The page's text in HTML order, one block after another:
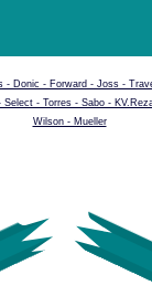
- Donic - Forward - Joss -
- Torres - Sabo -
Wilson - Mueller